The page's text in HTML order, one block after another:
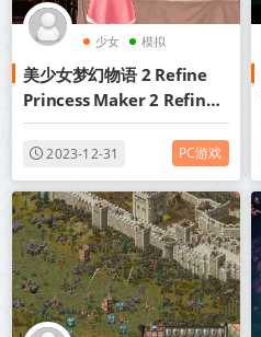
少女 模拟
美少女梦幻物语 2 Refine
Princess Maker 2 Refine
中文网盘下载
2023-12-31 PC游戏